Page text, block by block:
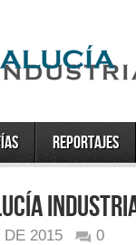
Reportajes
DE 2015 0